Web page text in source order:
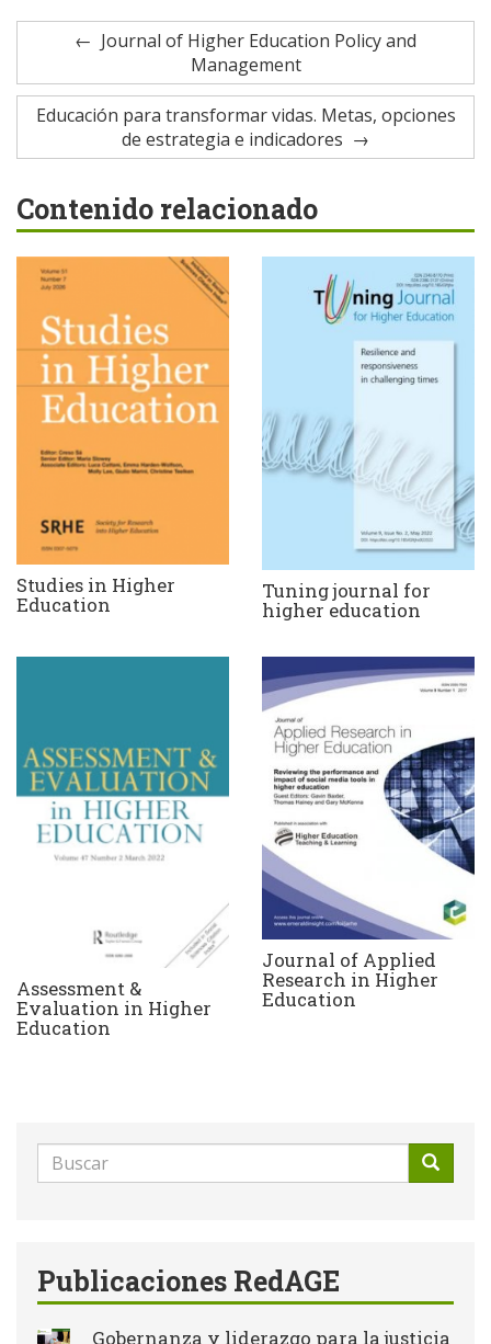
Journal of Higher Education Policy and
Management
Educación para transformar vidas. Metas, opciones
de estrategia e indicadores
Contenido relacionado
Studies in Higher
Education
Tuning journal for
higher education
Assessment &
Evaluation in Higher
Education
Journal of Applied
Research in Higher
Education
Formulario
de
Publicaciones RedAGE
Gobernanza y liderazgo para la justicia